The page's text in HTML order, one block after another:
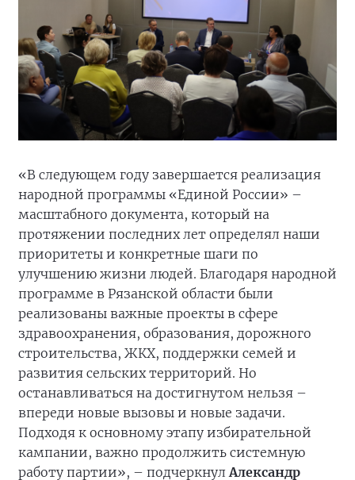
«В следующем году завершается реализация
народной программы «Единой России» –
масштабного документа, который на
протяжении последних лет определял наши
приоритеты и конкретные шаги по
улучшению жизни людей. Благодаря народной
программе в Рязанской области были
реализованы важные проекты в сфере
здравоохранения, образования, дорожного
строительства, ЖКХ, поддержки семей и
развития сельских территорий. Но
останавливаться на достигнутом нельзя –
впереди новые вызовы и новые задачи.
Подходя к основному этапу избирательной
кампании, важно продолжить системную
работу партии», – подчеркнулАлександр